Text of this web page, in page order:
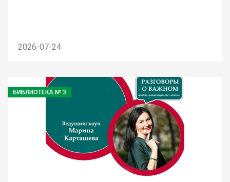
2026-07-24
БИБЛИОТЕКА № 3